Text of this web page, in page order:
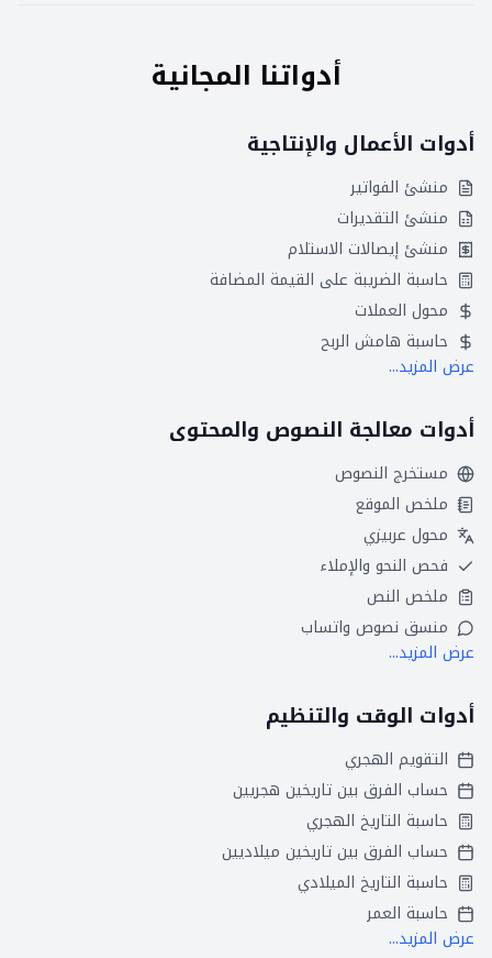
أدواتنا المجانية
أدوات الأعمال والإنتاجية
منشئ الفواتير
منشئ التقديرات
منشئ إيصالات الاستلام
حاسبة الضريبة على القيمة المضافة
محول العملات
حاسبة هامش الربح
عرض المزيد...
أدوات معالجة النصوص والمحتوى
مستخرج النصوص
ملخص الموقع
محول عربيزي
فحص النحو والإملاء
ملخص النص
منسق نصوص واتساب
عرض المزيد...
أدوات الوقت والتنظيم
التقويم الهجري
حساب الفرق بين تاريخين هجريين
حاسبة التاريخ الهجري
حساب الفرق بين تاريخين ميلاديين
حاسبة التاريخ الميلادي
حاسبة العمر
عرض المزيد...